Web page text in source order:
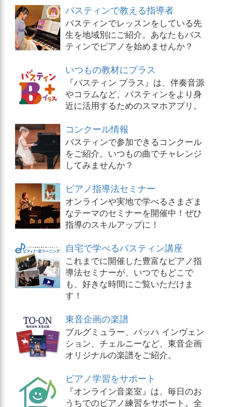
バスティンで教える指導者
バスティンでレッスンをしている先
生を地域別にご紹介。あなたもバス
ティンでピアノを始めませんか？
いつもの教材にプラス
『バスティン プラス』は、伴奏音源
やコラムなど、バスティンをより身
近に活用するためのスマホアプリ。
コンクール情報
バスティンで参加できるコンクール
をご紹介。いつもの曲でチャレンジ
してみませんか？
ピアノ指導法セミナー
オンラインや実地で学べるさまざま
なテーマのセミナーを開催中！ぜひ
指導のスキルアップに！
自宅で学べるバスティン講座
これまでに開催した豊富なピアノ指
導法セミナーが、いつでもどこで
も、好きな時間にご覧いただけま
す！
東音企画の楽譜
ブルグミュラー、バッハ インヴェン
ション、チェルニーなど、東音企画
オリジナルの楽譜をご紹介。
ピアノ学習をサポート
『オンライン音楽室』は、毎日のお
うちでのピアノ練習をサポート。全